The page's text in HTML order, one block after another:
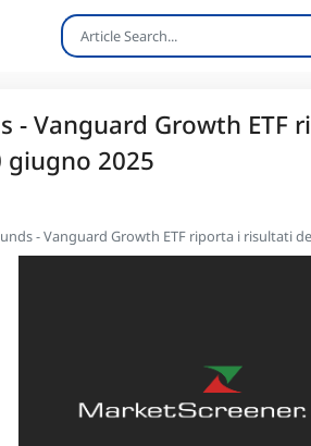
- Vanguard Growth
giugno 2025
- Vanguard Growth ETF riporta i risultati